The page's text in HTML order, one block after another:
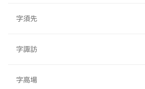
字須先
字諏訪
字高場